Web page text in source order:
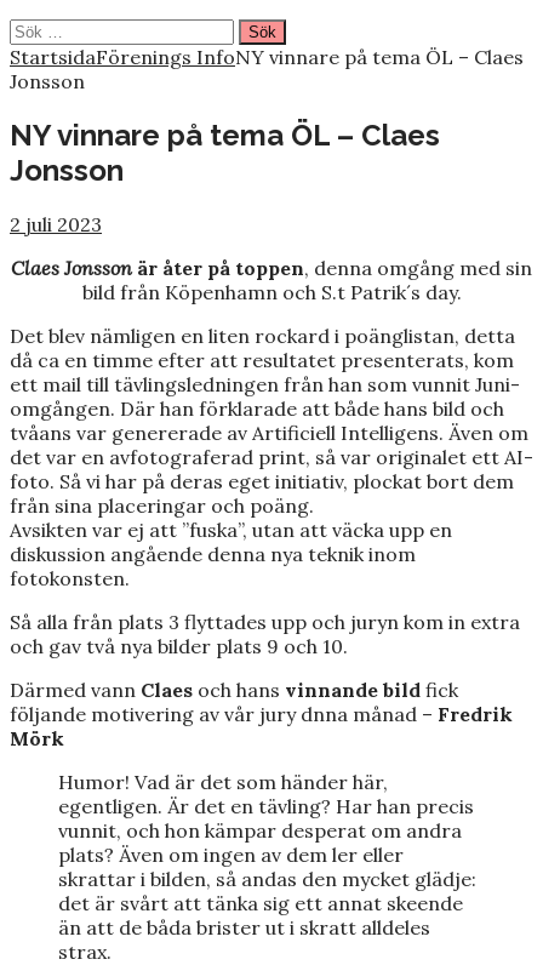
Sök
efter:
StartsidaFörenings InfoNY vinnare på tema ÖL – Claes
Jonsson
NY vinnare på tema ÖL – Claes
Jonsson
2 juli 2023
Claes Jonssonär åter på toppen, denna omgång med sin
bild från Köpenhamn och S.t Patrik´s day.
Det blev nämligen en liten rockard i poänglistan, detta
då ca en timme efter att resultatet presenterats, kom
ett mail till tävlingsledningen från han som vunnit Juni-
omgången. Där han förklarade att både hans bild och
tvåans var genererade av Artificiell Intelligens. Även om
det var en avfotograferad print, så var originalet ett AI-
foto. Så vi har på deras eget initiativ, plockat bort dem
från sina placeringar och poäng.
Avsikten var ej att ”fuska”, utan att väcka upp en
diskussion angående denna nya teknik inom
fotokonsten.
Så alla från plats 3 flyttades upp och juryn kom in extra
och gav två nya bilder plats 9 och 10.
Därmed vann Claes och hans vinnande bild fick
följande motivering av vår jury dnna månad – Fredrik
Mörk
Humor! Vad är det som händer här,
egentligen. Är det en tävling? Har han precis
vunnit, och hon kämpar desperat om andra
plats? Även om ingen av dem ler eller
skrattar i bilden, så andas den mycket glädje:
det är svårt att tänka sig ett annat skeende
än att de båda brister ut i skratt alldeles
strax.